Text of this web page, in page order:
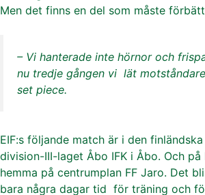
Men det finns en del som måste
– Vi hanterade inte hörnor och
nu tredje gången vi lät
set piece.
EIF:s följande match är i den
division-III-laget Åbo IFK i Åbo. Och
hemma på centrumplan FF Jaro. Det
bara några dagar tid för träning och